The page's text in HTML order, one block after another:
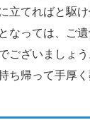
立てればと駆
なっては、ご
ございましょ
ち帰って手厚